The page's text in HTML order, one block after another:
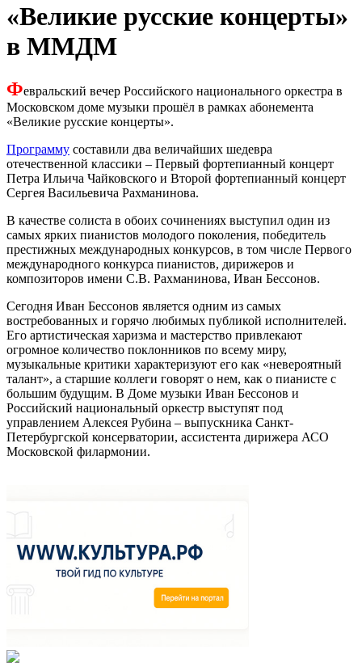
«Великие русские концерты»
в ММДМ
Февральский вечер Российского национального оркестра в
Московском доме музыки прошёл в рамках абонемента
«Великие русские концерты».
Программу составили два величайших шедевра
отечественной классики – Первый фортепианный концерт
Петра Ильича Чайковского и Второй фортепианный концерт
Сергея Васильевича Рахманинова.
В качестве солиста в обоих сочинениях выступил один из
самых ярких пианистов молодого поколения, победитель
престижных международных конкурсов, в том числе Первого
международного конкурса пианистов, дирижеров и
композиторов имени С.В. Рахманинова, Иван Бессонов.
Сегодня Иван Бессонов является одним из самых
востребованных и горячо любимых публикой исполнителей.
Его артистическая харизма и мастерство привлекают
огромное количество поклонников по всему миру,
музыкальные критики характеризуют его как «невероятный
талант», а старшие коллеги говорят о нем, как о пианисте с
большим будущим. В Доме музыки Иван Бессонов и
Российский национальный оркестр выступят под
управлением Алексея Рубина – выпускника Санкт-
Петербургской консерватории, ассистента дирижера АСО
Московской филармонии.